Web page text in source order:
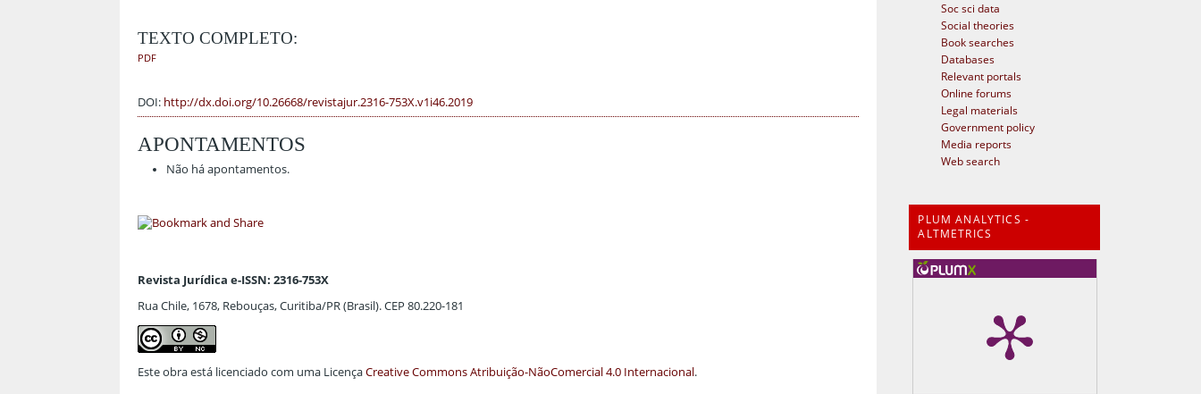
Soc sci data
Social theories
Book searches
Databases
Relevant portals
Online forums
Legal materials
Government policy
Media reports
Web search
PLUM ANALYTICS -
ALTMETRICS
TEXTO COMPLETO:
PDF
DOI: http://dx.doi.org/10.26668/revistajur.2316-753X.v1i46.2019
APONTAMENTOS
Não há apontamentos.
Revista Jurídica e-ISSN: 2316-753X
Rua Chile, 1678, Rebouças, Curitiba/PR (Brasil). CEP 80.220-181
Este obra está licenciado com uma LicençaCreative Commons Atribuição-NãoComercial 4.0 Internacional.